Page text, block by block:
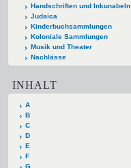
Handschriften und Inkunabeln
Judaica
Kinderbuchsammlungen
Koloniale Sammlungen
Musik und Theater
Nachlässe
INHALT
A
B
C
D
E
F
G